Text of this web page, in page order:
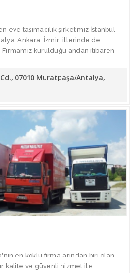
eve taşımacılık şirketimiz İstanbul
Ankara, İzmir illerinde de
kurulduğu andan itibaren
Cd., 07010 Muratpaşa/Antalya,
en köklü firmalarından biri olan
kalite ve güvenli hizmet ile